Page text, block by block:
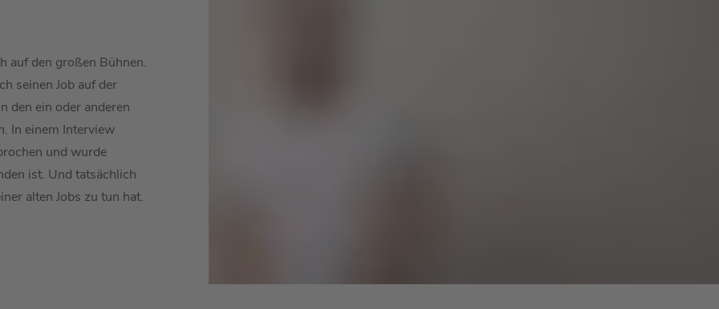
auf den großen Bühnen.
seinen Job auf der
den ein oder anderen
In einem Interview
und wurde
ist. Und tatsächlich
alten Jobs zu tun hat.